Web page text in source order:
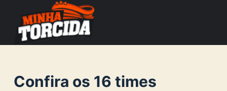
oConfira os 16 times